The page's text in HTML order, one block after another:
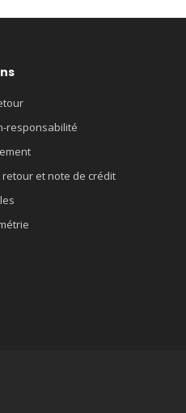
responsabilité
et note de crédit